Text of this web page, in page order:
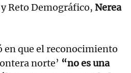
Reto Demográfico, Nerea
en que el reconocimiento
norte’ “no es una